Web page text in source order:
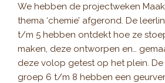
We hebben de projectweken
thema ‘chemie’ afgerond. De
t/m 5 hebben ontdekt hoe ze
maken, deze ontworpen en…
deze volop getest op het plein.
groep 6 t/m 8 hebben een